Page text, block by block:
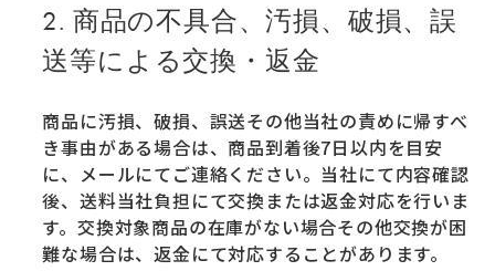
2. 商品の不具合、汚損、破損、誤
送等による交換・返金
商品に汚損、破損、誤送その他当社の責めに帰すべ
き事由がある場合は、商品到着後7日以内を目安
に、メールにてご連絡ください。当社にて内容確認
後、送料当社負担にて交換または返金対応を行いま
す。交換対象商品の在庫がない場合その他交換が困
難な場合は、返金にて対応することがあります。